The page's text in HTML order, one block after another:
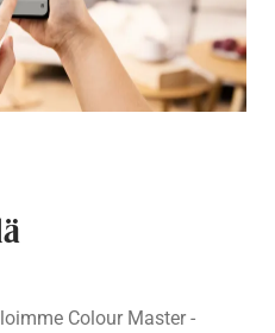
Colour Master -